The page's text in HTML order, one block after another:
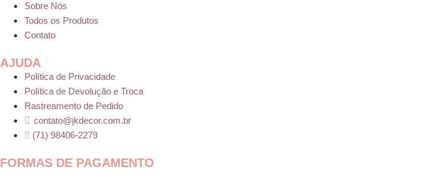
Sobre Nós
Todos os Produtos
Contato
AJUDA
Política de Privacidade
Política de Devolução e Troca
Rastreamento de Pedido
contato@jkdecor.com.br
(71) 98406-2279
FORMAS DE PAGAMENTO